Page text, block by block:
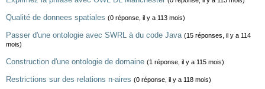
Qualité de donnees spatiales (0 réponse, il y a 113 mois)
Passer d'une ontologie avec SWRL à du code Java (15 réponses, il y a 114
mois)
Construction d'une ontologie de domaine (1 réponse, il y a 115 mois)
Restrictions sur des relations n-aires (0 réponse, il y a 118 mois)